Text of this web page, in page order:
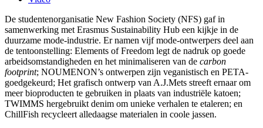
De studentenorganisatie New Fashion Society (NFS) gaf in
samenwerking met Erasmus Sustainability Hub een kijkje in de
duurzame mode-industrie. Er namen vijf mode-ontwerpers deel aan
de tentoonstelling: Elements of Freedom legt de nadruk op goede
arbeidsomstandigheden en het minimaliseren van de carbon
footprint; NOUMENON’s ontwerpen zijn veganistisch en PETA-
goedgekeurd; Het grafisch ontwerp van A.J.Mets streeft ernaar om
meer bioproducten te gebruiken in plaats van industriële katoen;
TWIMMS hergebruikt denim om unieke verhalen te etaleren; en
ChillFish recycleert alledaagse materialen in coole jassen.